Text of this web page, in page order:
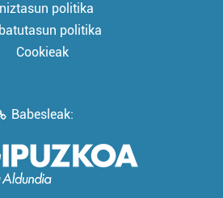
politika
politika
Cookieak
Babesleak: